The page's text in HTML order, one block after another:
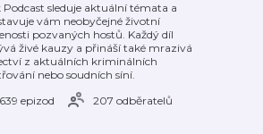
Podcast sleduje aktuální témata a
vám neobyčejné životní
pozvaných hostů. Každý díl
živé kauzy a přináší také mrazivá
z aktuálních kriminálních
nebo soudních síní.
639 epizod
207 odběratelů